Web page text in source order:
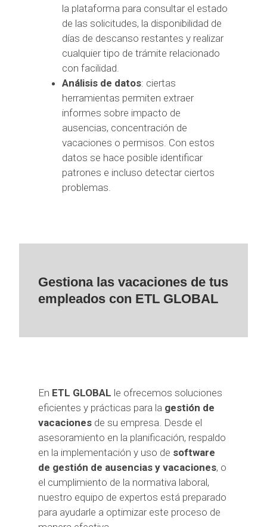
la plataforma para consultar el estado
de las solicitudes, la disponibilidad de
días de descanso restantes y realizar
cualquier tipo de trámite relacionado
con facilidad.
Análisis de datos: ciertas
herramientas permiten extraer
informes sobre impacto de
ausencias, concentración de
vacaciones o permisos. Con estos
datos se hace posible identificar
patrones e incluso detectar ciertos
problemas.
Gestiona las vacaciones de tus
empleados con ETL GLOBAL
En ETL GLOBAL le ofrecemos soluciones
eficientes y prácticas para la gestión de
vacaciones de su empresa. Desde el
asesoramiento en la planificación, respaldo
en la implementación y uso de software
de gestión de ausencias y vacaciones, o
el cumplimiento de la normativa laboral,
nuestro equipo de expertos está preparado
para ayudarle a optimizar este proceso de